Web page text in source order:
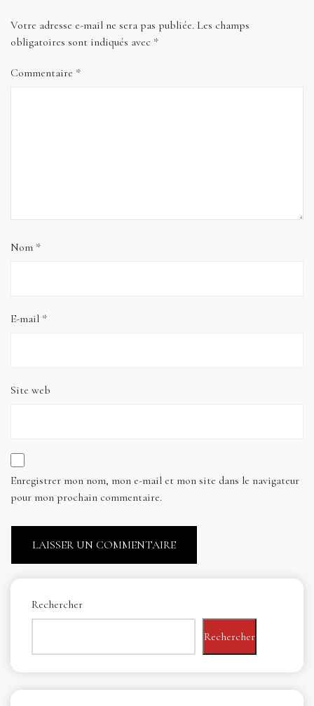
Votre adresse e-mail ne sera pas publiée. Les champs
obligatoires sont indiqués avec *
Commentaire *
Nom *
E-mail *
Site web
Enregistrer mon nom, mon e-mail et mon site dans le navigateur
pour mon prochain commentaire.
Rechercher
Rechercher